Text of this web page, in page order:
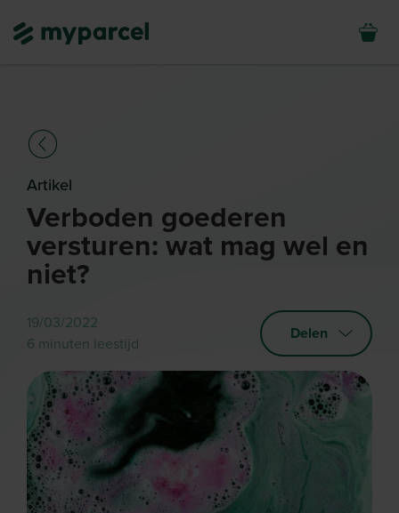
Artikel
Verboden goederen
versturen: wat mag wel en
niet?
19/03/2022
6 minuten leestijd
Delen